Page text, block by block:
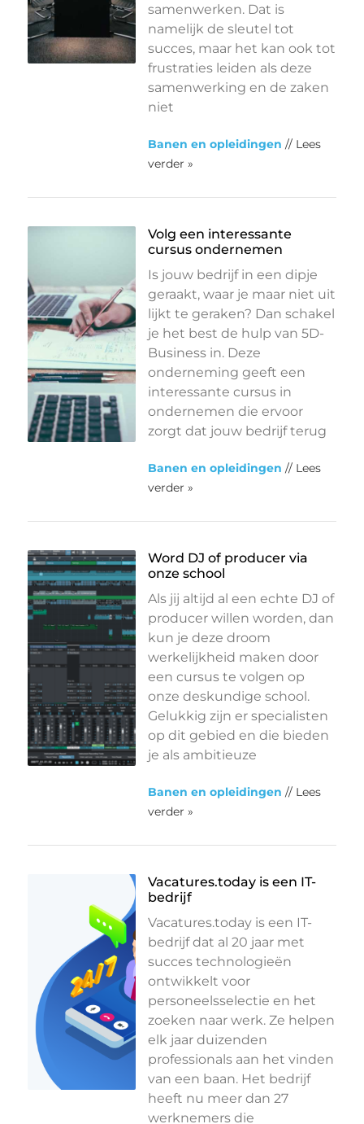
samenwerken. Dat is
namelijk de sleutel tot
succes, maar het kan ook tot
frustraties leiden als deze
samenwerking en de zaken
niet
Banen en opleidingen // Lees
verder »
Volg een interessante
cursus ondernemen
Is jouw bedrijf in een dipje
geraakt, waar je maar niet uit
lijkt te geraken? Dan schakel
je het best de hulp van 5D-
Business in. Deze
onderneming geeft een
interessante cursus in
ondernemen die ervoor
zorgt dat jouw bedrijf terug
Banen en opleidingen // Lees
verder »
Word DJ of producer via
onze school
Als jij altijd al een echte DJ of
producer willen worden, dan
kun je deze droom
werkelijkheid maken door
een cursus te volgen op
onze deskundige school.
Gelukkig zijn er specialisten
op dit gebied en die bieden
je als ambitieuze
Banen en opleidingen // Lees
verder »
Vacatures.today is een IT-
bedrijf
Vacatures.today is een IT-
bedrijf dat al 20 jaar met
succes technologieën
ontwikkelt voor
personeelsselectie en het
zoeken naar werk. Ze helpen
elk jaar duizenden
professionals aan het vinden
van een baan. Het bedrijf
heeft nu meer dan 27
werknemers die